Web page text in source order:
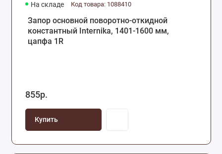
На складе Код товара: 1088410
Запор основной поворотно-откидной
константный Internika, 1401-1600 мм,
цапфа 1R
855р.
Купить